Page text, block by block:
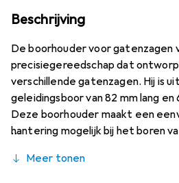
Beschrijving
De boorhouder voor gatenzagen
precisiegereedschap dat
verschillende gatenzagen. Hij is
geleidingsboor van 82 mm lang
Deze boorhouder maakt een
hantering mogelijk bij het boren
van 14 tot 30 mm en biedt
Meer tonen